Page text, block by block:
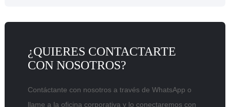
¿QUIERES CONTACTARTE
CON NOSOTROS?
Contáctante con nosotros a través de WhatsApp o
llame a la oficina corporativa y lo conectaremos con